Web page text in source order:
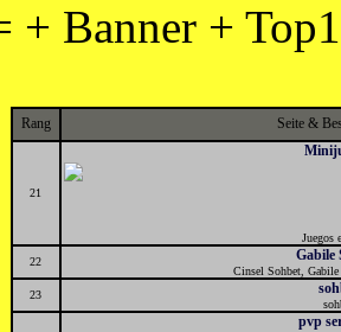
+ Banner +
Rang Seite &
21
Juegos
22
Gabile
Cinsel Sohbet,
23
pvp